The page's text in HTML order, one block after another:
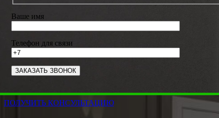
Ваше имя
Телефон для связи
ПОЛУЧИТЬ КОНСУЛЬТАЦИЮ